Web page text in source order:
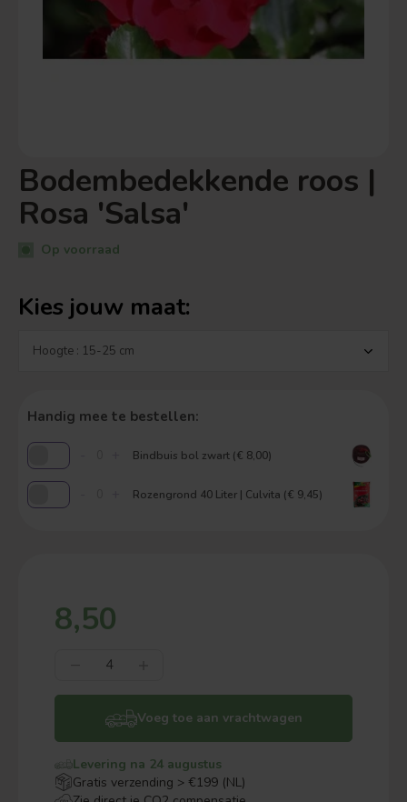
Bodembedekkende roos |
Rosa 'Salsa'
Op voorraad
Kies jouw maat:
Handig mee te bestellen:
Bindbuis bol zwart (€ 8,00)
Rozengrond 40 Liter | Culvita (€ 9,45)
8,50
Voeg toe aan vrachtwagen
Levering na 24 augustus
Gratis verzending > €199 (NL)